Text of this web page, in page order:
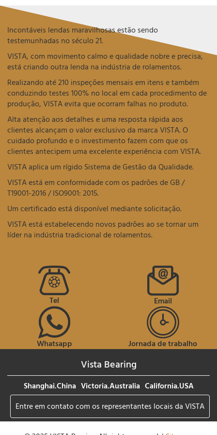
Incontáveis lendas maravilhosas estão sendo
testemunhadas no século 21.
VISTA, com movimento calmo e qualidade nobre e precisa,
está criando outra lenda na indústria de rolamentos.
Realizando até 210 inspeções mensais em itens e também
conduzindo testes 100% no local em cada procedimento de
produção, VISTA evita que ocorram falhas no produto.
Alta atenção aos detalhes e uma resposta rápida aos
clientes alcançam o valor exclusivo da marca VISTA. O
cuidado profundo e o investimento fazem com que os
clientes antecipem uma excelente experiência com VISTA.
VISTA aplica um rígido Sistema de Gestão da Qualidade.
VISTA está em conformidade com os padrões de GB /
T19001-2016 / ISO9001: 2015.
Um certificado está disponível mediante solicitação.
VISTA está estabelecendo novos padrões ao se tornar um
líder na indústria tradicional de rolamentos.
Tel Email
Whatsapp Jornada de trabalho
Vista Bearing
Shanghai.China Victoria.Australia California.USA
Entre em contato com os representantes locais da VISTA